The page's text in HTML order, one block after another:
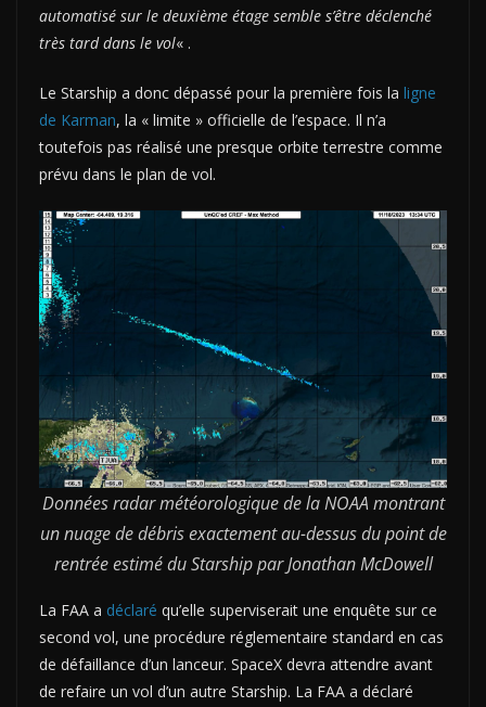
automatisé sur le deuxième étage semble s’être déclenché
très tard dans le vol« .
Le Starship a donc dépassé pour la première fois la ligne
de Karman, la « limite » officielle de l’espace. Il n’a
toutefois pas réalisé une presque orbite terrestre comme
prévu dans le plan de vol.
Données radar météorologique de la NOAA montrant
un nuage de débris exactement au-dessus du point de
rentrée estimé du Starship par Jonathan McDowell
La FAA a déclaré qu’elle superviserait une enquête sur ce
second vol, une procédure réglementaire standard en cas
de défaillance d’un lanceur. SpaceX devra attendre avant
de refaire un vol d’un autre Starship. La FAA a déclaré